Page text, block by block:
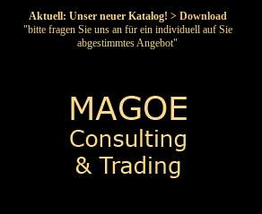
Aktuell: Unser neuer Katalog! > Download
"bitte fragen Sie uns an für ein individuell auf Sie
abgestimmtes Angebot"